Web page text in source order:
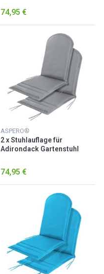
74,95 €
ASPERO®
2 x Stuhlauflage für
Adirondack Gartenstuhl
74,95 €